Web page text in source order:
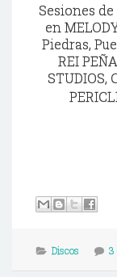
Sesiones
en
Piedras,
REI
STUDIOS,
Discos 3